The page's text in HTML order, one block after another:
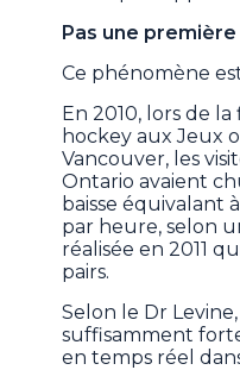
Pas une première
Ce phénomène
En 2010, lors de
hockey aux Jeux
Vancouver, les
Ontario avaient
baisse équivalant
par heure, selon
réalisée en 2011
pairs.
Selon le Dr
suffisamment
en temps réel